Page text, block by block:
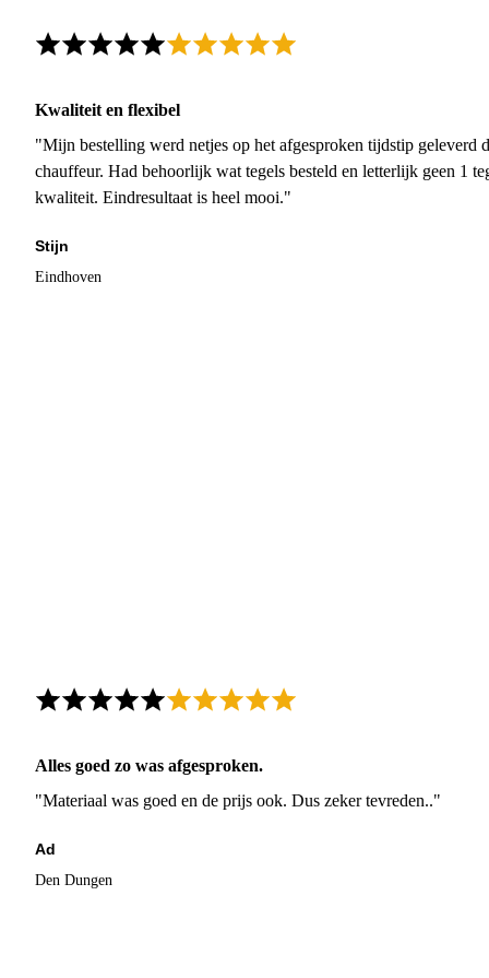
Kwaliteit en flexibel
"Mijn bestelling werd netjes op het afgesproken tijdstip geleverd
chauffeur. Had behoorlijk wat tegels besteld en letterlijk geen 1
kwaliteit. Eindresultaat is heel mooi."
Stijn
Eindhoven
Alles goed zo was afgesproken.
"Materiaal was goed en de prijs ook. Dus zeker tevreden.."
Ad
Den Dungen